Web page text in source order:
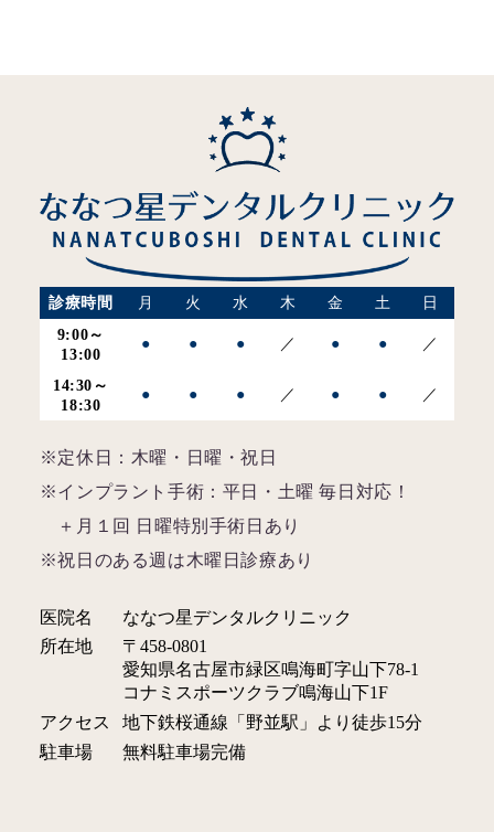
診療時間 月 火 水 木 金 土
日
9:00～
13:00
● ● ● ／ ● ● ／
14:30～
18:30
● ● ● ／ ● ● ／
※定休日：木曜・日曜・祝日
※インプラント手術：平日・土曜 毎日対応！
＋月１回 日曜特別手術日あり
※祝日のある週は木曜日診療あり
医院名
ななつ星デンタルクリニック
所在地
〒458-0801
愛知県名古屋市緑区鳴海町字山下78-1
コナミスポーツクラブ鳴海山下1F
アクセス
地下鉄桜通線「野並駅」より徒歩15分
駐車場
無料駐車場完備